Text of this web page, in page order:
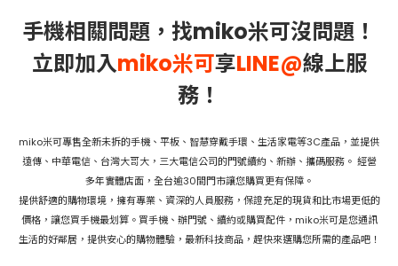
手機相關問題，找miko米可沒問題！
立即加入miko米可享LINE@線上服
務！
miko米可專售全新未拆的手機、平板、智慧穿戴手環、生活家電等3C產品，並提供
遠傳、中華電信、台灣大哥大，三大電信公司的門號續約、新辦、攜碼服務。 經營
多年實體店面，全台逾30間門市讓您購買更有保障。
提供舒適的購物環境，擁有專業、資深的人員服務，保證充足的現貨和比市場更低的
價格，讓您買手機最划算。買手機、辦門號、續約或購買配件，miko米可是您通訊
生活的好鄰居，提供安心的購物體驗，最新科技商品，趕快來選購您所需的產品吧！